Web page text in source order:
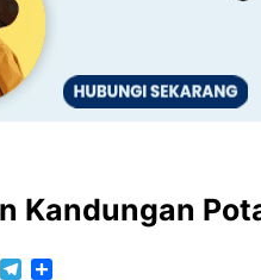
Kandungan
Telegram